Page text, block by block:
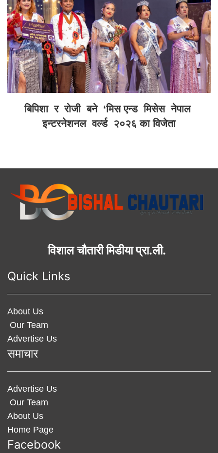
बिपिशा र रोजी बने ‘मिस एन्ड मिसेस नेपाल
इन्टरनेशनल वर्ल्ड २०२६ का विजेता
विशाल चौतारी मिडीया प्रा.ली.
Quick Links
About Us
Our Team
Advertise Us
समाचार
Advertise Us
Our Team
About Us
Home Page
Facebook